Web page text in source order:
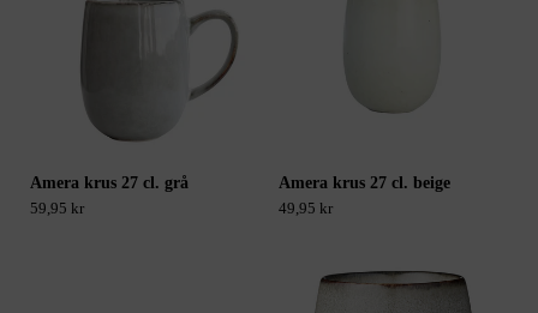
Amera krus 27 cl. grå
59,95 kr
Amera krus 27 cl. beige
49,95 kr